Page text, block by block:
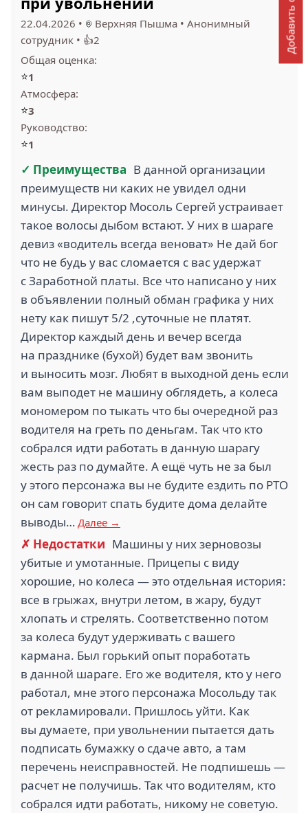
22.04.2026 • Верхняя Пышма • Анонимный
сотрудник • 👍2
Общая оценка:
⭐1
Атмосфера:
⭐3
Руководство:
⭐1
✓ Преимущества В данной организации
преимуществ ни каких не увидел одни
минусы. Директор Мосоль Сергей устраивает
такое волосы дыбом встают. У них в шараге
девиз «водитель всегда веноват» Не дай бог
что не будь у вас сломается с вас удержат
с Заработной платы. Все что написано у них
в объявлении полный обман графика у них
нету как пишут 5/2 ,суточные не платят.
Директор каждый день и вечер всегда
на празднике (бухой) будет вам звонить
и выносить мозг. Любят в выходной день если
вам выподет не машину обглядеть, а колеса
мономером по тыкать что бы очередной раз
водителя на греть по деньгам. Так что кто
собрался идти работать в данную шарагу
жесть раз по думайте. А ещё чуть не за был
у этого персонажа вы не будите ездить по РТО
он сам говорит спать будите дома делайте
выводы… Далее →
✗ Недостатки Машины у них зерновозы
убитые и умотанные. Прицепы с виду
хорошие, но колеса — это отдельная история:
все в грыжах, внутри летом, в жару, будут
хлопать и стрелять. Соответственно потом
за колеса будут удерживать с вашего
кармана. Был горький опыт поработать
в данной шараге. Его же водителя, кто у него
работал, мне этого персонажа Мосольду так
от рекламировали. Пришлось уйти. Как
вы думаете, при увольнении пытается дать
подписать бумажку о сдаче авто, а там
перечень неисправностей. Не подпишешь —
расчет не получишь. Так что водителям, кто
собрался идти работать, никому не советую.